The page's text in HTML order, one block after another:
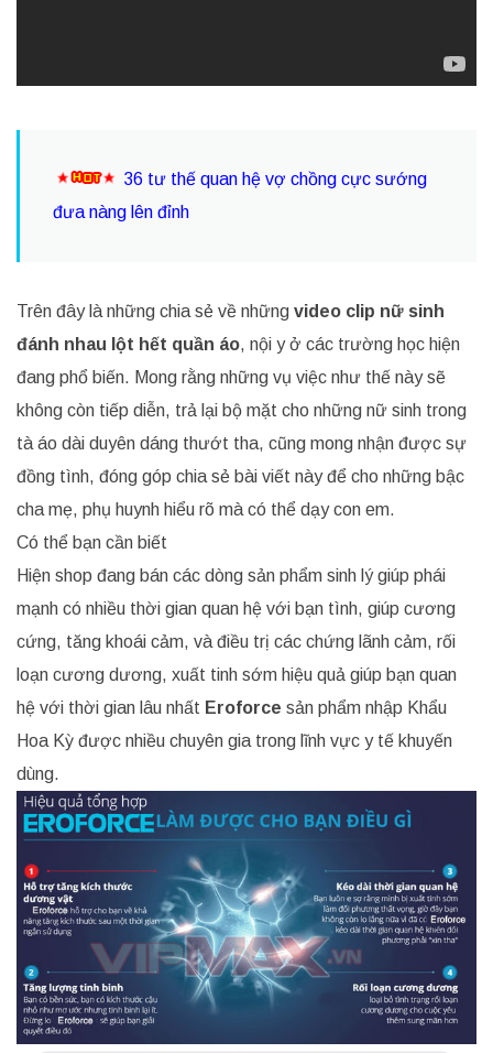
36 tư thế quan hệ vợ chồng cực sướng
đưa nàng lên đỉnh
Trên đây là những chia sẻ về những video clip nữ sinh
đánh nhau lột hết quần áo, nội y ở các trường học hiện
đang phổ biến. Mong rằng những vụ việc như thế này sẽ
không còn tiếp diễn, trả lại bộ mặt cho những nữ sinh trong
tà áo dài duyên dáng thướt tha, cũng mong nhận được sự
đồng tình, đóng góp chia sẻ bài viết này để cho những bậc
cha mẹ, phụ huynh hiểu rõ mà có thể dạy con em.
Có thể bạn cần biết
Hiện shop đang bán các dòng sản phẩm sinh lý giúp phái
mạnh có nhiều thời gian quan hệ với bạn tình, giúp cương
cứng, tăng khoái cảm, và điều trị các chứng lãnh cảm, rối
loạn cương dương, xuất tinh sớm hiệu quả giúp bạn quan
hệ với thời gian lâu nhất Eroforce sản phẩm nhập Khẩu
Hoa Kỳ được nhiều chuyên gia trong lĩnh vực y tế khuyến
dùng.